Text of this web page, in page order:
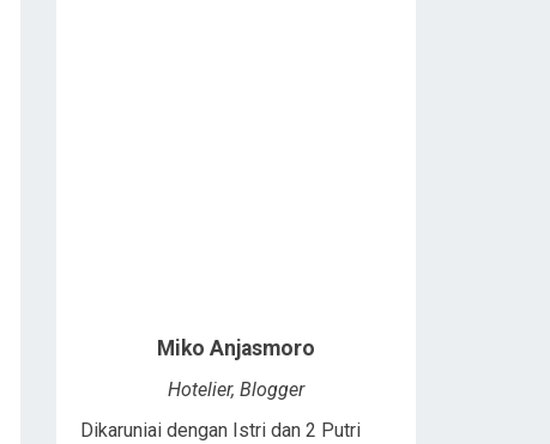
Miko Anjasmoro
Hotelier, Blogger
Dikaruniai dengan Istri dan 2 Putri